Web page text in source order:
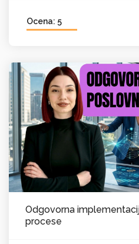
Ocena: 5
Odgovorna
procese